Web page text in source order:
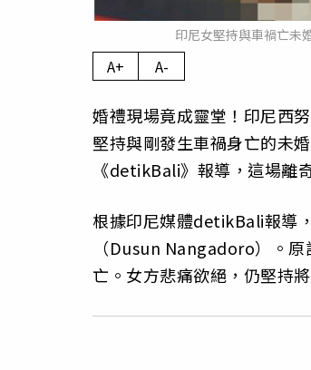
印尼女堅持與車禍亡未
A+ A-
婚禮現場竟成靈堂！印尼西
堅持與剛發生車禍身亡的未
《detikBali》報導，這場離
根據印尼媒體detikBali報導
（Dusun Nangadoro）。
亡。女方悲痛欲絕，仍堅持